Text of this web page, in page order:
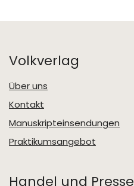
Volkverlag
Über uns
Kontakt
Manuskripteinsendungen
Praktikumsangebot
Handel und Presse